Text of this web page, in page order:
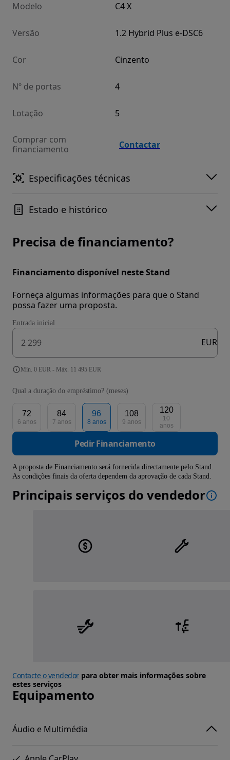
Modelo C4 X
Versão 1.2 Hybrid Plus e-DSC6
Cor Cinzento
Nº de portas 4
Lotação 5
Comprar com
financiamento
Contactar
Especificações técnicas
Estado e histórico
Precisa de financiamento?
Financiamento disponível neste Stand
Forneça algumas informações para que o Stand
possa fazer uma proposta.
Entrada inicial
EUR
Mín. 0 EUR - Máx. 11 495 EUR
Qual a duração do empréstimo? (meses)
72
6 anos
84
7 anos
96
8 anos
108
9 anos
120
10
anos
Pedir Financiamento
A proposta de Financiamento será fornecida directamente pelo Stand.
As condições finais da oferta dependem da aprovação de cada Stand.
Principais serviços do vendedor
Contacte o vendedorpara obter mais informações sobre
estes serviços
Equipamento
Áudio e Multimédia